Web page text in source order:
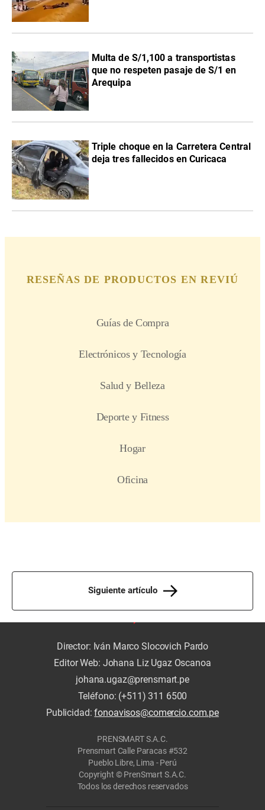
Multa de S/1,100 a transportistas
que no respeten pasaje de S/1 en
Arequipa
Triple choque en la Carretera Central
deja tres fallecidos en Curicaca
Siguiente artículo
Director: Iván Marco Slocovich Pardo
Editor Web: Johana Liz Ugaz Oscanoa
johana.ugaz@prensmart.pe
Teléfono: (+511) 311 6500
Publicidad:fonoavisos@comercio.com.pe
PRENSMART S.A.C.
Prensmart Calle Paracas #532
Pueblo Libre, Lima - Perú
Copyright © PrenSmart S.A.C.
Todos los derechos reservados